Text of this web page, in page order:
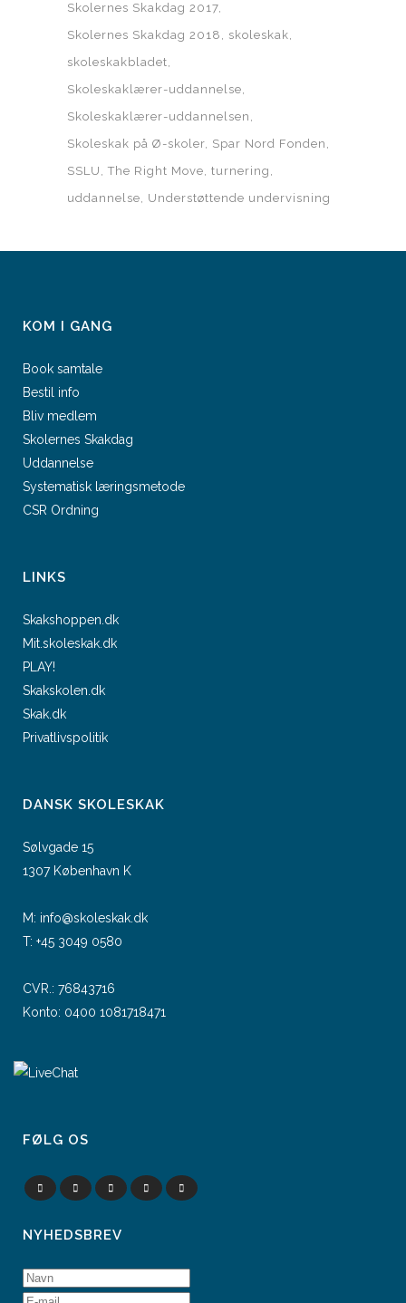
Skolernes Skakdag 2017
Skolernes Skakdag 2018
skoleskak
skoleskakbladet
Skoleskaklærer-uddannelse
Skoleskaklærer-uddannelsen
Skoleskak på Ø-skoler Spar Nord Fonden
SSLU
The Right Move turnering
uddannelse
Understøttende undervisning
KOM I GANG
Book samtale
Bestil info
Bliv medlem
Skolernes Skakdag
Uddannelse
Systematisk læringsmetode
CSR Ordning
LINKS
Skakshoppen.dk
Mit.skoleskak.dk
PLAY!
Skakskolen.dk
Skak.dk
Privatlivspolitik
DANSK SKOLESKAK
Sølvgade 15
1307 København K
M: info@skoleskak.dk
T: +45 3049 0580
CVR.: 76843716
Konto: 0400 1081718471
FØLG OS
NYHEDSBREV